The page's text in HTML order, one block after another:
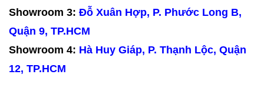
Showroom 3: Đỗ Xuân Hợp, P. Phước Long B,
Quận 9, TP.HCM
Showroom 4: Hà Huy Giáp, P. Thạnh Lộc, Quận
12, TP.HCM